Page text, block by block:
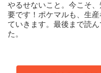
やるせないこと。今こそ
要です！ポケマルも、生
ていきます。最後まで読
た。